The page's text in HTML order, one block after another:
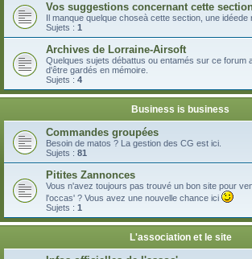
Vos suggestions concernant cette
Il manque quelque choseà cette section, une idéede
Sujets : 1
Archives de Lorraine-Airsoft
Quelques sujets débattus ou entamés sur ce forum
d'être gardés en mémoire.
Sujets : 4
Business is business
Commandes groupées
Besoin de matos ? La gestion des CG est ici.
Sujets : 81
Pitites Zannonces
Vous n'avez toujours pas trouvé un bon site pour
l'occas' ? Vous avez une nouvelle chance ici
Sujets : 1
L'association et le site